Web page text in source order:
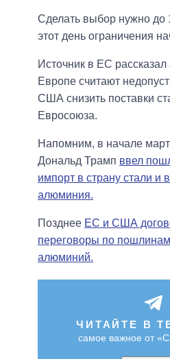
Сделать выбор нужно до
этот день ограничения
Источник в ЕС рассказал
Европе считают
США снизить поставки
Евросоюза.
Напомним, в начале
Дональд Трамп ввел
импорт в страну стали и
алюминия.
Позднее ЕС и США
переговоры по пошлинам
алюминий.
ЧИТАЙТЕ В
самое важное от